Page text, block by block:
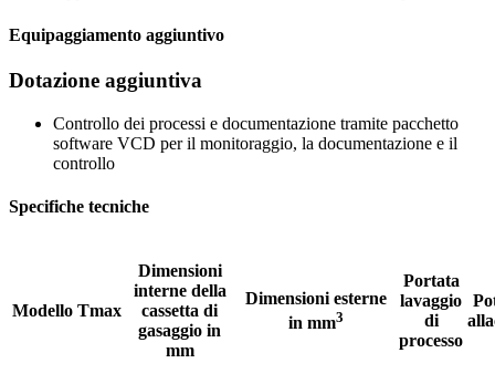
Equipaggiamento aggiuntivo
Dotazione aggiuntiva
Controllo dei processi e documentazione tramite pacchetto
software VCD per il monitoraggio, la documentazione e il
controllo
Specifiche tecniche
Modello Tmax
Dimensioni
interne della
cassetta di
gasaggio in
mm
Dimensioni esterne
in mm3
Portata
lavaggio
di
processo